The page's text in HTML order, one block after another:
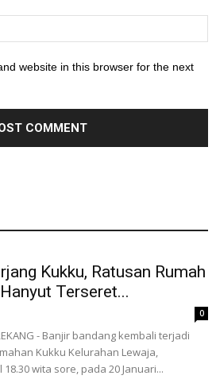
website in this browser for the next
Kukku, Ratusan Rumah
Terseret...
0
- Banjir bandang kembali terjadi
Kukku Kelurahan Lewaja,
wita sore, pada 20 Januari...